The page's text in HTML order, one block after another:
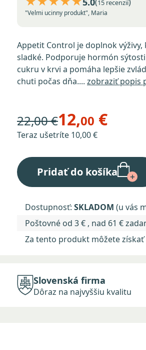
15 recenzií
"Velmi ucinny produkt", Maria
Appetit Control je doplnok
sladké. Podporuje hormón
cukru v krvi a pomáha lepšie
chuti počas dňa.... zobraziť popis
22,00 €12,00 €
Teraz ušetríte 10,00 €
Pridať do košíka
Dostupnosť: SKLADOM (u vás
Poštovné od 3 € , nad 61 €
Za tento produkt môžete získať
Slovenská firma
Dôraz na najvyššiu kvalitu